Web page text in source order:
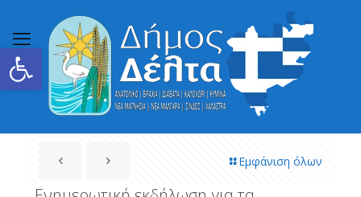
Ανοίξτε τη γραμμή εργαλείων
Εμφάνιση όλων